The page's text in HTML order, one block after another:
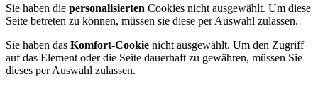
Sie haben die personalisierten Cookies nicht ausgewählt. Um diese
Seite betreten zu können, müssen sie diese per Auswahl zulassen.
Sie haben das Komfort-Cookie nicht ausgewählt. Um den Zugriff
auf das Element oder die Seite dauerhaft zu gewähren, müssen Sie
dieses per Auswahl zulassen.